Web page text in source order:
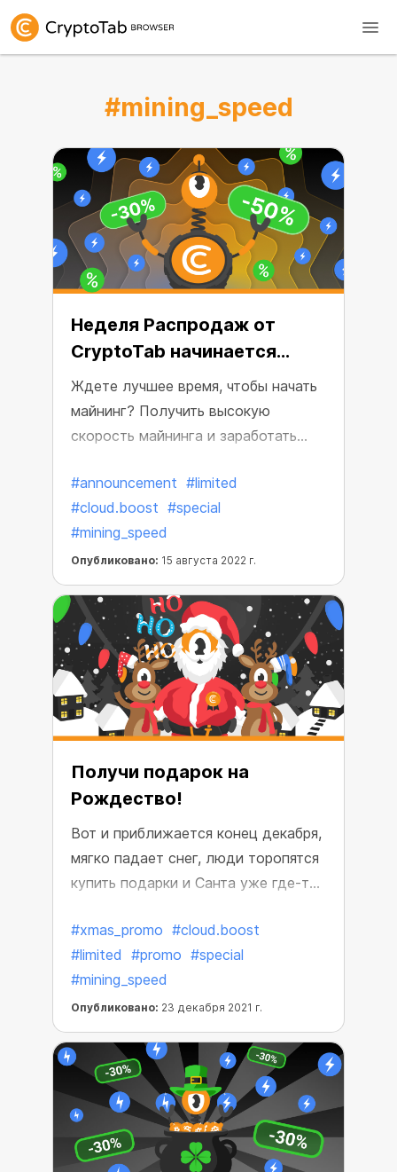
#mining_speed
Неделя Распродаж от
CryptoTab начинается
сегодня!
Ждете лучшее время, чтобы начать
майнинг? Получить высокую
скорость майнинга и заработать
#announcement #limited
#cloud.boost #special
#mining_speed
Опубликовано: 15 августа 2022 г.
Получи подарок на
Рождество!
Вот и приближается конец декабря,
мягко падает снег, люди торопятся
купить подарки и Санта уже где-то
заранее и приготовил для вас
подарок, чтобы порадовать тех, кто
майнил выгоднее, быстрее и лучше
всех в этом году!
#xmas_promo #cloud.boost
#limited #promo #special
#mining_speed
Опубликовано: 23 декабря 2021 г.